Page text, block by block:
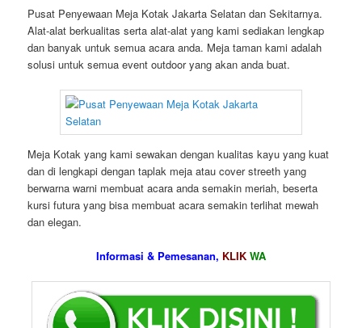
Pusat Penyewaan Meja Kotak Jakarta Selatan dan Sekitarnya.
Alat-alat berkualitas serta alat-alat yang kami sediakan lengkap
dan banyak untuk semua acara anda. Meja taman kami adalah
solusi untuk semua event outdoor yang akan anda buat.
Meja Kotak yang kami sewakan dengan kualitas kayu yang kuat
dan di lengkapi dengan taplak meja atau cover streeth yang
berwarna warni membuat acara anda semakin meriah, beserta
kursi futura yang bisa membuat acara semakin terlihat mewah
dan elegan.
Informasi & Pemesanan, KLIK WA